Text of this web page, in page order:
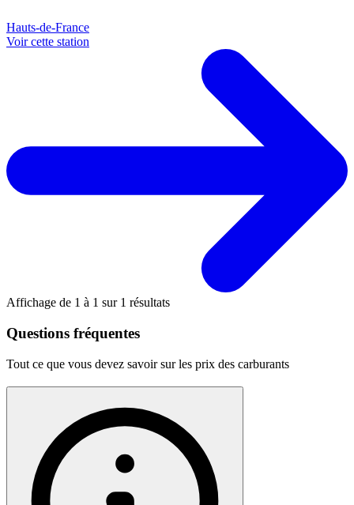
Hauts-de-France
Voir cette station
Affichage de 1 à 1 sur 1 résultats
Questions fréquentes
Tout ce que vous devez savoir sur les prix des carburants